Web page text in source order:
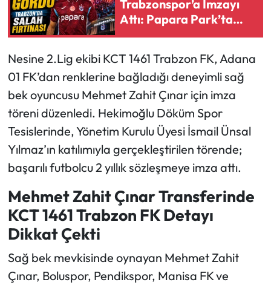
Trabzonspor’a İmzayı
Attı: Papara Park’ta
Tarihi Gece
Nesine 2.Lig ekibi KCT 1461 Trabzon FK, Adana
01 FK’dan renklerine bağladığı deneyimli sağ
bek oyuncusu Mehmet Zahit Çınar için imza
töreni düzenledi. Hekimoğlu Döküm Spor
Tesislerinde, Yönetim Kurulu Üyesi İsmail Ünsal
Yılmaz’ın katılımıyla gerçekleştirilen törende;
başarılı futbolcu 2 yıllık sözleşmeye imza attı.
Mehmet Zahit Çınar Transferinde
KCT 1461 Trabzon FK Detayı
Dikkat Çekti
Sağ bek mevkisinde oynayan Mehmet Zahit
Çınar, Boluspor, Pendikspor, Manisa FK ve
Ekonomi
Sağlık
Teknoloji